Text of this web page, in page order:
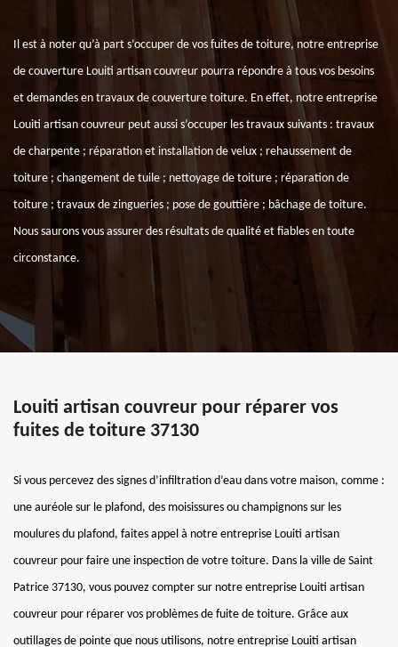
Il est à noter qu’à part s’occuper de vos fuites de toiture, notre entreprise
de couverture Louiti artisan couvreur pourra répondre à tous vos besoins
et demandes en travaux de couverture toiture. En effet, notre entreprise
Louiti artisan couvreur peut aussi s’occuper les travaux suivants : travaux
de charpente ; réparation et installation de velux ; rehaussement de
toiture ; changement de tuile ; nettoyage de toiture ; réparation de
toiture ; travaux de zingueries ; pose de gouttière ; bâchage de toiture.
Nous saurons vous assurer des résultats de qualité et fiables en toute
circonstance.
Louiti artisan couvreur pour réparer vos
fuites de toiture 37130
Si vous percevez des signes d’infiltration d’eau dans votre maison, comme :
une auréole sur le plafond, des moisissures ou champignons sur les
moulures du plafond, faites appel à notre entreprise Louiti artisan
couvreur pour faire une inspection de votre toiture. Dans la ville de Saint
Patrice 37130, vous pouvez compter sur notre entreprise Louiti artisan
couvreur pour réparer vos problèmes de fuite de toiture. Grâce aux
outillages de pointe que nous utilisons, notre entreprise Louiti artisan